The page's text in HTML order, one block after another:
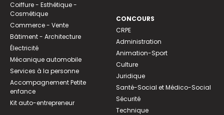
Coiffure - Esthétique -
Cosmétique
Commerce - Vente
Bâtiment - Architecture
Électricité
Mécanique automobile
Services à la personne
Accompagnement Petite
enfance
Kit auto-entrepreneur
CONCOURS
CRPE
Administration
Animation-Sport
Culture
Juridique
Santé-Social et Médico-Social
Sécurité
Technique